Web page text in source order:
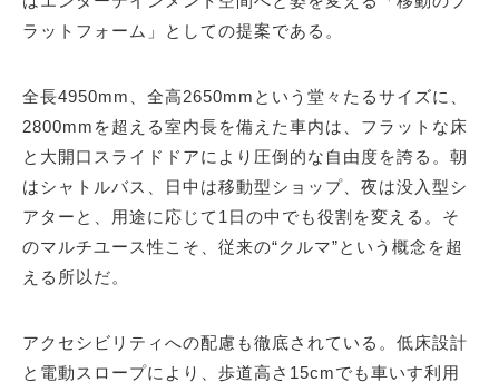
ラットフォーム」としての提案である。
全長4950mm、全高2650mmという堂々たるサイズに、
2800mmを超える室内長を備えた車内は、フラットな床
と大開口スライドドアにより圧倒的な自由度を誇る。朝
はシャトルバス、日中は移動型ショップ、夜は没入型シ
アターと、用途に応じて1日の中でも役割を変える。そ
のマルチユース性こそ、従来の“クルマ”という概念を超
える所以だ。
アクセシビリティへの配慮も徹底されている。低床設計
と電動スロープにより、歩道高さ15cmでも車いす利用